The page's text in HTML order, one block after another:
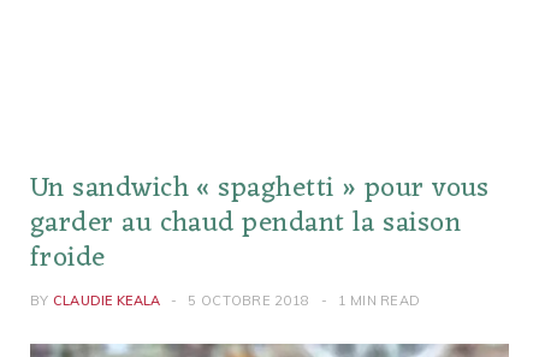
Un sandwich « spaghetti » pour vous
garder au chaud pendant la saison
froide
BY CLAUDIE KEALA 5 OCTOBRE 2018 1 MIN READ